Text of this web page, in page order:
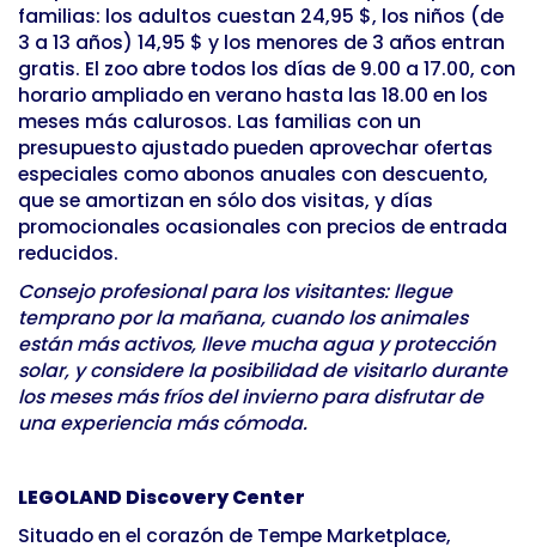
familias: los adultos cuestan 24,95 $, los niños (de
3 a 13 años) 14,95 $ y los menores de 3 años entran
gratis. El zoo abre todos los días de 9.00 a 17.00, con
horario ampliado en verano hasta las 18.00 en los
meses más calurosos. Las familias con un
presupuesto ajustado pueden aprovechar ofertas
especiales como abonos anuales con descuento,
que se amortizan en sólo dos visitas, y días
promocionales ocasionales con precios de entrada
reducidos.
Consejo profesional para los visitantes: llegue
temprano por la mañana, cuando los animales
están más activos, lleve mucha agua y protección
solar, y considere la posibilidad de visitarlo durante
los meses más fríos del invierno para disfrutar de
una experiencia más cómoda.
LEGOLAND Discovery Center
Situado en el corazón de Tempe Marketplace,